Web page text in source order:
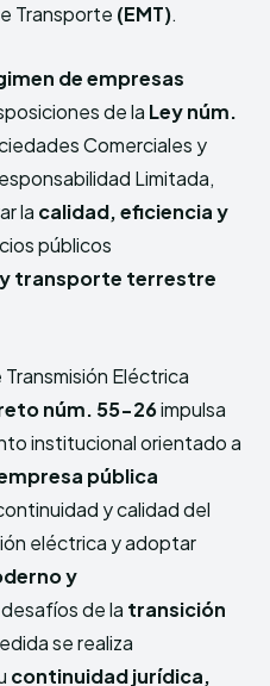
Transporte (EMT).
de empresas
de la Ley núm.
Comerciales y
Limitada,
la calidad, eficiencia y
públicos
transporte terrestre
Eléctrica
núm. 55-26impulsa
institucional orientado a
pública
y calidad del
eléctrica y adoptar
y
de la transición
se realiza
continuidad jurídica,